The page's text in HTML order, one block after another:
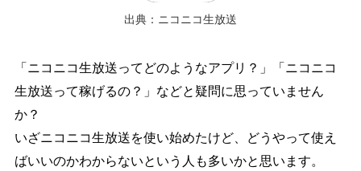
出典：ニコニコ生放送
「ニコニコ生放送ってどのようなアプリ？」「ニコニコ
生放送って稼げるの？」などと疑問に思っていません
か？
いざニコニコ生放送を使い始めたけど、どうやって使え
ばいいのかわからないという人も多いかと思います。